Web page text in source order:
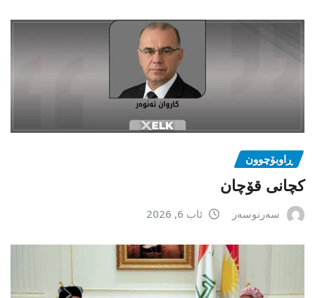
ڕاوبۆچوون
کچانی قۆچان
سەرنوسەر ئاب 6, 2026